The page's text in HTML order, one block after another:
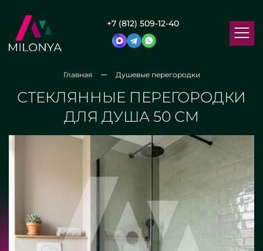
+7 (812) 509-12-40
Главная Душевые перегородки
СТЕКЛЯННЫЕ ПЕРЕГОРОДКИ
ДЛЯ ДУША 50 СМ